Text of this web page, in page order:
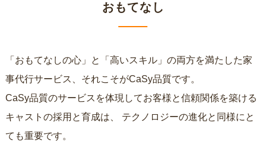
おもてなし
「おもてなしの心」と「高いスキル」の両方を満たした家
事代行サービス、それこそがCaSy品質です。
CaSy品質のサービスを体現してお客様と信頼関係を築ける
キャストの採用と育成は、
ても重要です。